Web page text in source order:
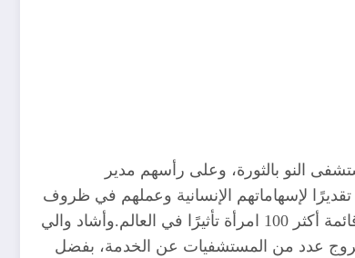
النو بالثورة، وعلى رأسهم مدير
العالمية من بين أكثر من 900 طبيب على مستوى العالم، تقديرًا لإسهاماتهم الإنسانية وعملهم في ظروف
استثنائية خلال فترة الحرب. كما شمل التكريم الدكتورة صفاء علي يوسف، مديرة المستشفى السعودي للولادة، لاختيارها ضمن قائمة أكثر 100 امرأة تأثيرًا في العالم.وأشاد والي
خروج عدد من المستشفيات عن الخدمة، بفضل